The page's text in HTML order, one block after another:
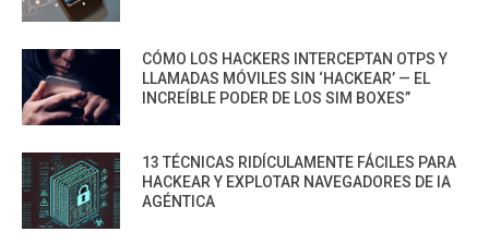
CÓMO LOS HACKERS INTERCEPTAN OTPS Y
LLAMADAS MÓVILES SIN ‘HACKEAR’ — EL
INCREÍBLE PODER DE LOS SIM BOXES”
13 TÉCNICAS RIDÍCULAMENTE FÁCILES PARA
HACKEAR Y EXPLOTAR NAVEGADORES DE IA
AGÉNTICA